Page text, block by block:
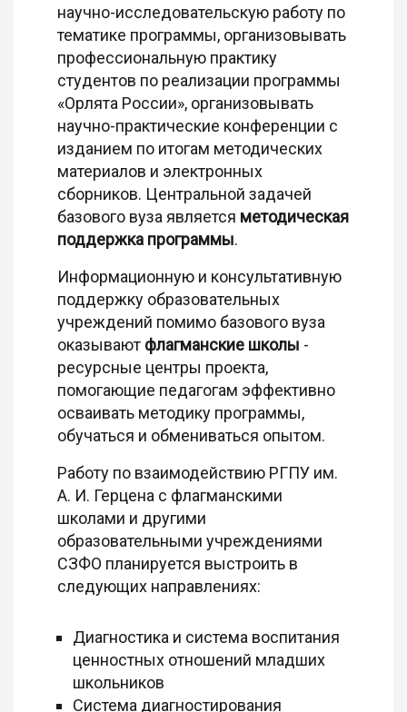
научно-исследовательскую работу по
тематике программы, организовывать
профессиональную практику
студентов по реализации программы
«Орлята России», организовывать
научно-практические конференции с
изданием по итогам методических
материалов и электронных
сборников. Центральной задачей
базового вуза является методическая
поддержка программы.
Информационную и консультативную
поддержку образовательных
учреждений помимо базового вуза
оказывают флагманские школы -
ресурсные центры проекта,
помогающие педагогам эффективно
осваивать методику программы,
обучаться и обмениваться опытом.
Работу по взаимодействию РГПУ им.
А. И. Герцена с флагманскими
школами и другими
образовательными учреждениями
СЗФО планируется выстроить в
следующих направлениях:
Диагностика и система воспитания
ценностных отношений младших
школьников
Система диагностирования